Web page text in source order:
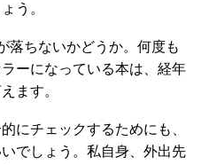
う。
落ちないかどうか。何度も
ーになっている本は、経年
ます。
にチェックするためにも、
でしょう。私自身、外出先